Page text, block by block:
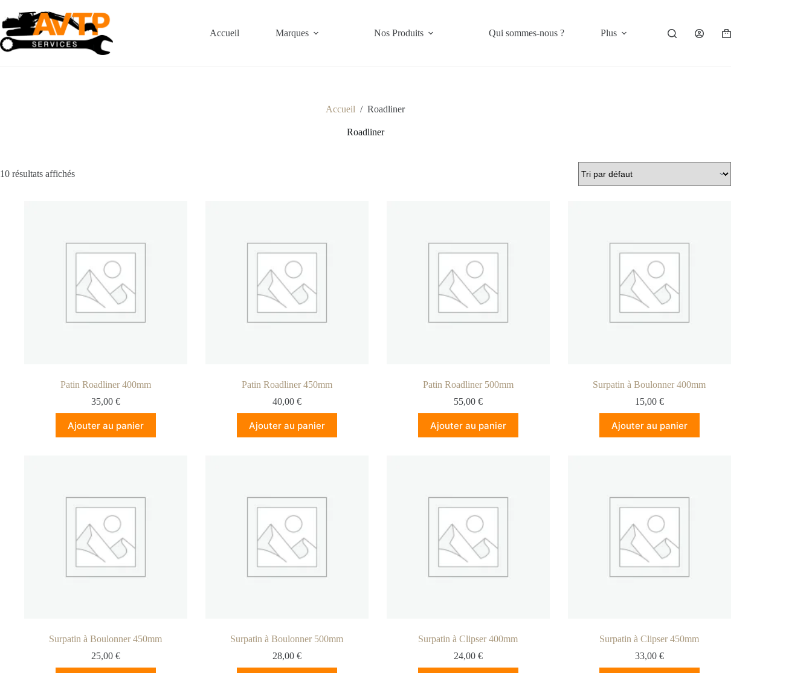
au
contenu
Accueil Marques Nos Produits Qui sommes-nous ? Plus
Panier
Accueil / Roadliner
Roadliner
10 résultats affichés
Patin Roadliner 400mm
35,00 €
Ajouter au panier
Patin Roadliner 450mm
40,00 €
Ajouter au panier
Patin Roadliner 500mm
55,00 €
Ajouter au panier
Surpatin à Boulonner 400mm
15,00 €
Ajouter au panier
Surpatin à Boulonner 450mm
25,00 €
Surpatin à Boulonner 500mm
28,00 €
Surpatin à Clipser 400mm
24,00 €
Surpatin à Clipser 450mm
33,00 €